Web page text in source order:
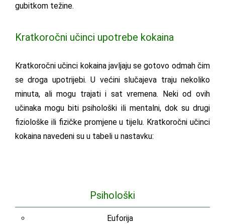
gubitkom težine.
Kratkoročni učinci upotrebe kokaina
Kratkoročni učinci kokaina javljaju se gotovo odmah čim
se droga upotrijebi. U većini slučajeva traju nekoliko
minuta, ali mogu trajati i sat vremena. Neki od ovih
učinaka mogu biti psihološki ili mentalni, dok su drugi
fiziološke ili fizičke promjene u tijelu. Kratkoročni učinci
kokaina navedeni su u tabeli u nastavku:
Psihološki
Euforija